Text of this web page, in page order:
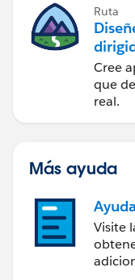
Ruta
para
Cree
que
real.
Más ayuda
Visite